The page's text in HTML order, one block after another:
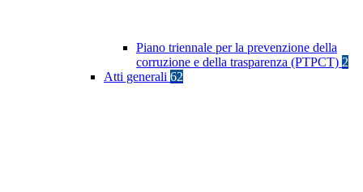
Piano triennale per la prevenzione della
corruzione e della trasparenza (PTPCT) 2
Atti generali 62